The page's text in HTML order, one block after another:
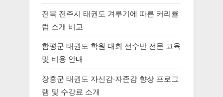
전북 전주시 태권도 겨루기에 따른 커리큘
럼 소개 비교
함평군 태권도 학원 대회 선수반 전문 교육
및 비용 안내
장흥군 태권도 자신감·자존감 향상 프로그
램 및 수강료 소개